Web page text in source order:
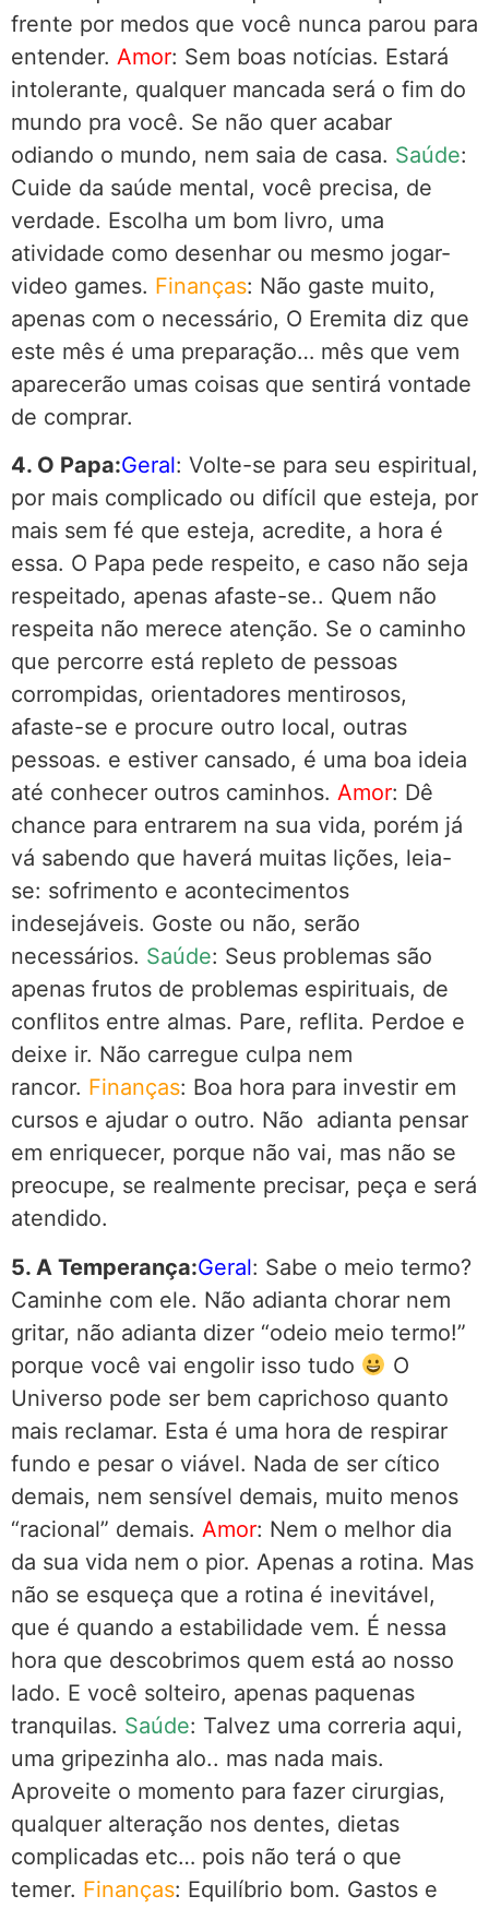
frente por medos que você nunca parou para
entender. Amor: Sem boas notícias. Estará
intolerante, qualquer mancada será o fim do
mundo pra você. Se não quer acabar
odiando o mundo, nem saia de casa. Saúde:
Cuide da saúde mental, você precisa, de
verdade. Escolha um bom livro, uma
atividade como desenhar ou mesmo jogar-
video games. Finanças: Não gaste muito,
apenas com o necessário, O Eremita diz que
este mês é uma preparação… mês que vem
aparecerão umas coisas que sentirá vontade
de comprar.
4. O Papa:Geral: Volte-se para seu espiritual,
por mais complicado ou difícil que esteja, por
mais sem fé que esteja, acredite, a hora é
essa. O Papa pede respeito, e caso não seja
respeitado, apenas afaste-se.. Quem não
respeita não merece atenção. Se o caminho
que percorre está repleto de pessoas
corrompidas, orientadores mentirosos,
afaste-se e procure outro local, outras
pessoas. e estiver cansado, é uma boa ideia
até conhecer outros caminhos. Amor: Dê
chance para entrarem na sua vida, porém já
vá sabendo que haverá muitas lições, leia-
se: sofrimento e acontecimentos
indesejáveis. Goste ou não, serão
necessários. Saúde: Seus problemas são
apenas frutos de problemas espirituais, de
conflitos entre almas. Pare, reflita. Perdoe e
deixe ir. Não carregue culpa nem
rancor. Finanças: Boa hora para investir em
cursos e ajudar o outro. Não adianta pensar
em enriquecer, porque não vai, mas não se
preocupe, se realmente precisar, peça e será
atendido.
5. A Temperança:Geral: Sabe o meio termo?
Caminhe com ele. Não adianta chorar nem
gritar, não adianta dizer “odeio meio termo!”
porque você vai engolir isso tudo
O
Universo pode ser bem caprichoso quanto
mais reclamar. Esta é uma hora de respirar
fundo e pesar o viável. Nada de ser cítico
demais, nem sensível demais, muito menos
“racional” demais. Amor: Nem o melhor dia
da sua vida nem o pior. Apenas a rotina. Mas
não se esqueça que a rotina é inevitável,
que é quando a estabilidade vem. É nessa
hora que descobrimos quem está ao nosso
lado. E você solteiro, apenas paquenas
tranquilas. Saúde: Talvez uma correria aqui,
uma gripezinha alo.. mas nada mais.
Aproveite o momento para fazer cirurgias,
qualquer alteração nos dentes, dietas
complicadas etc… pois não terá o que
temer. Finanças: Equilíbrio bom. Gastos e